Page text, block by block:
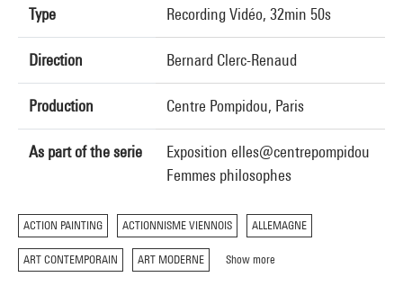
Type Recording Vidéo, 32min 50s
Direction Bernard Clerc-Renaud
Production Centre Pompidou, Paris
As part of the serie
Exposition elles@centrepompidou
Femmes philosophes
ACTION PAINTING ACTIONNISME VIENNOIS ALLEMAGNE
ART CONTEMPORAIN ART MODERNE Show more